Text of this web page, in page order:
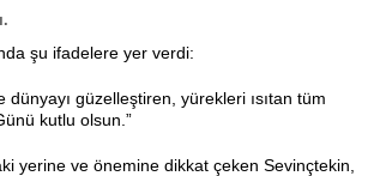
şu ifadelere yer verdi:
dünyayı güzelleştiren, yürekleri ısıtan tüm
kutlu olsun.”
yerine ve önemine dikkat çeken Sevinçtekin,